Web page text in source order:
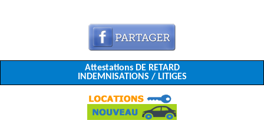
Attestations DE RETARD
INDEMNISATIONS / LITIGES